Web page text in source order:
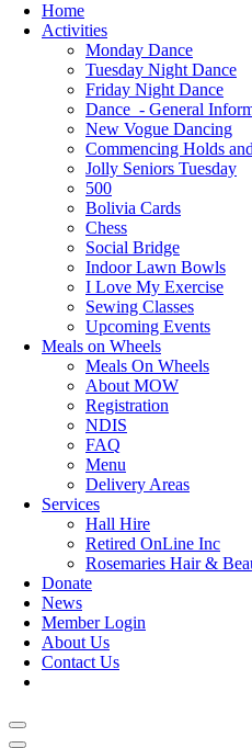
Home
Activities
Monday Dance
Tuesday Night Dance
Friday Night Dance
Dance - General
New Vogue Dancing
Commencing Holds
Jolly Seniors Tuesday
500
Bolivia Cards
Chess
Social Bridge
Indoor Lawn Bowls
I Love My Exercise
Sewing Classes
Upcoming Events
Meals on Wheels
Meals On Wheels
About MOW
Registration
NDIS
FAQ
Menu
Delivery Areas
Services
Hall Hire
Retired OnLine Inc
Rosemaries Hair &
Donate
News
Member Login
About Us
Contact Us